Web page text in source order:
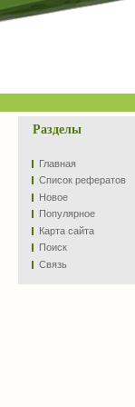
Разделы
Главная
Список рефератов
Новое
Популярное
Карта сайта
Поиск
Связь